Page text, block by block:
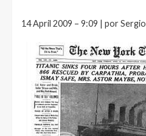
14 April 2009 – 9:09 | por Sergio